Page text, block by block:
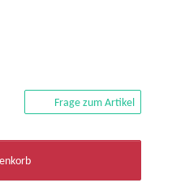
Frage zum Artikel